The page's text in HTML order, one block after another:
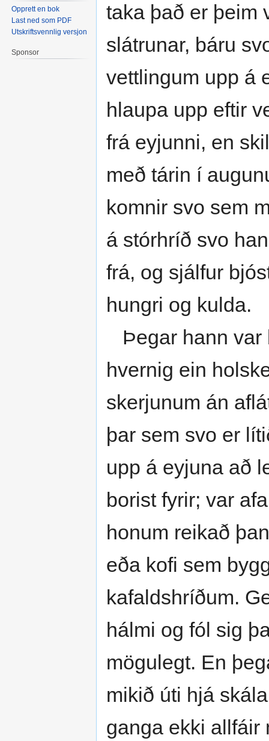
taka það er þeim
slátrunar, báru
vettlingum upp á
hlaupa upp eftir
frá eyjunni, en
með tárin í
komnir svo sem
á stórhríð svo
frá, og sjálfur
hungri og kulda.
Þegar hann var
hvernig ein
skerjunum án
þar sem svo er
upp á eyjuna að
borist fyrir; var
honum reikað
eða kofi sem
kafaldshríðum.
hálmi og fól sig
mögulegt. En
mikið úti hjá
ganga ekki allfáir
Opprett en bok
Last ned som PDF
Utskriftsvennlig versjon
Sponsor